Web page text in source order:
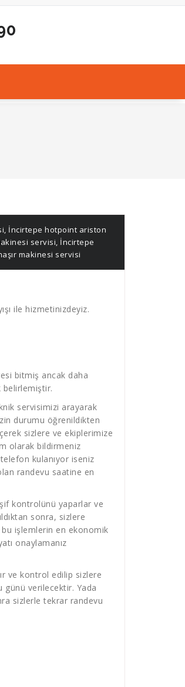
, İncirtepe hotpoint ariston
servisi, İncirtepe
makinesi servisi
ile hizmetinizdeyiz.
bitmiş ancak daha
belirlemiştir.
servisimizi arayarak
durumu öğrenildikten
sizlere ve ekiplerimize
olarak bildirmeniz
kulanıyor iseniz
randevu saatine en
kontrolünü yaparlar ve
sonra, sizlere
bu işlemlerin en ekonomik
onaylamanız
ve kontrol edilip sizlere
günü verilecektir. Yada
sizlerle tekrar randevu